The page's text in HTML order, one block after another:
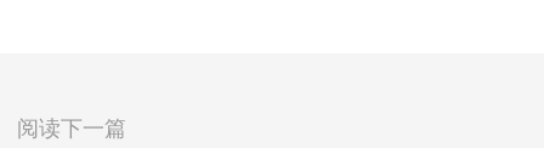
阅读下一篇